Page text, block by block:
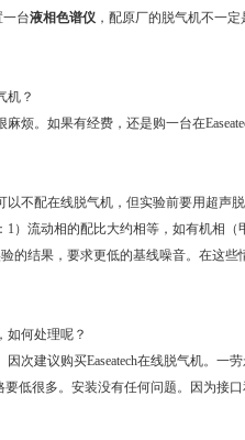
一台液相色谱仪 ，配原厂的脱气机不一定
机？
烦。如果有经费，还是购一台在
以不配在线脱气机，但实验前要用超声
）流动相的配比大约相等，如有机相（
的结果，要求更低的基线噪音。在这
如何处理呢？
次建议购买Easeatech在线脱气机。一
低很多。安装没有任何问题。因为接口